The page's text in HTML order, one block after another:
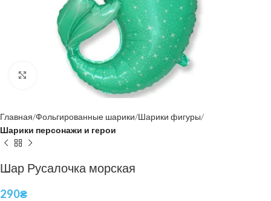
Нажмите, чтобы увеличить
Главная Фольгированные шарики Шарики фигуры
Шарики персонажи и герои
Шар Русалочка морская
290₴